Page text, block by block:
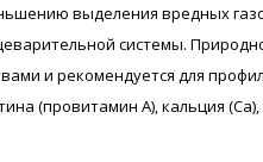
выделения вредных
системы.
и рекомендуется для
(провитамин А), кальция